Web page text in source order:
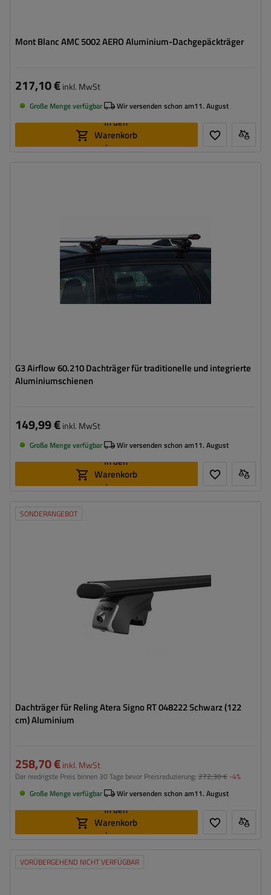
Mont Blanc AMC 5002 AERO Aluminium-Dachgepäckträger
217,10 €inkl. MwSt
Große Menge verfügbar Wir versenden schon am11. August
In den
Warenkorb
legen
G3 Airflow 60.210 Dachträger für traditionelle und integrierte
Aluminiumschienen
149,99 €inkl. MwSt
Große Menge verfügbar Wir versenden schon am11. August
In den
Warenkorb
legen
SONDERANGEBOT
Dachträger für Reling Atera Signo RT 048222 Schwarz (122
cm) Aluminium
258,70 €inkl. MwSt
Der niedrigste Preis binnen 30 Tage bevor Preisreduzierung: 272,30 € -4%
Große Menge verfügbar
Wir versenden schon am11. August
In den
Warenkorb
legen
VORÜBERGEHEND NICHT VERFÜGBAR